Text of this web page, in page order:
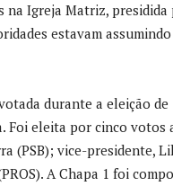
na Igreja Matriz, presidida
estavam assumindo
durante a eleição de
Foi eleita por cinco votos
(PSB); vice-presidente,
A Chapa 1 foi